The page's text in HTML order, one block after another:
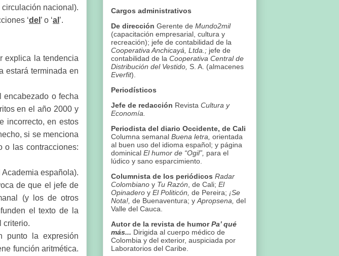
nacional).
‘del ’ o ‘al ’.
explica la tendencia
estará terminada en
encabezado o fecha
en el año 2000 y
incorrecto, en estos
si se menciona
o las contracciones:
española).
de que el jefe de
(y los de otros
el texto de la
criterio.
punto la expresión
función aritmética.
Cargos administrativos
De dirección Gerente de Mundo2mil
(capacitación empresarial, cultura y
recreación); jefe de contabilidad de la
Cooperativa Anchicayá, Ltda.; jefe de
contabilidad de la Cooperativa Central de
Distribución del Vestido, S. A. (almacenes
Everfit).
Periodísticos
Jefe de redacción Revista Cultura y
Economía.
Periodista del diario Occidente, de Cali
Columna semanal Buena letra, orientada
al buen uso del idioma español; y página
dominical El humor de “Ogil”, para el
lúdico y sano esparcimiento.
Columnista de los periódicos Radar
Colombiano y Tu Razón , de Cali; El
Opinadero y El Politicón, de Pereira; ¡Se
Nota!, de Buenaventura; y Apropsena, del
Valle del Cauca.
Autor de la revista de humorPa’ qué
más... Dirigida al cuerpo médico de
Colombia y del exterior, auspiciada por
Laboratorios del Caribe.